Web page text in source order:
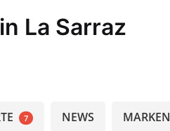
La Sarraz
7 NEWS MARKEN